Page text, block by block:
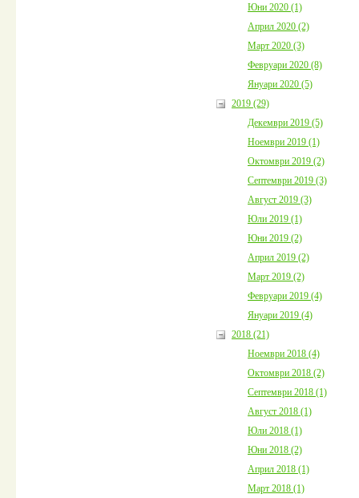
Юни 2020 (1)
Април 2020 (2)
Март 2020 (3)
Февруари 2020 (8)
Януари 2020 (5)
2019 (29)
Декември 2019 (5)
Ноември 2019 (1)
Октомври 2019 (2)
Септември 2019 (3)
Август 2019 (3)
Юли 2019 (1)
Юни 2019 (2)
Април 2019 (2)
Март 2019 (2)
Февруари 2019 (4)
Януари 2019 (4)
2018 (21)
Ноември 2018 (4)
Октомври 2018 (2)
Септември 2018 (1)
Август 2018 (1)
Юли 2018 (1)
Юни 2018 (2)
Април 2018 (1)
Март 2018 (1)